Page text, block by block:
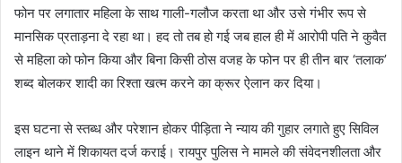
फोन पर लगातार महिला के साथ गाली-गलौज करता था और उसे गंभीर रूप से
मानसिक प्रताड़ना दे रहा था। हद तो तब हो गई जब हाल ही में आरोपी पति ने कुवैत
से महिला को फोन किया और बिना किसी ठोस वजह के फोन पर ही तीन बार ‘तलाक’
शब्द बोलकर शादी का रिश्ता खत्म करने का क्रूर ऐलान कर दिया।
इस घटना से स्तब्ध और परेशान होकर पीड़िता ने न्याय की गुहार लगाते हुए सिविल
लाइन थाने में शिकायत दर्ज कराई। रायपुर पुलिस ने मामले की संवेदनशीलता और